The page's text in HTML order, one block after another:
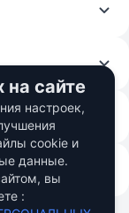
Fincom Teh Ltd.
на сайте
настроек,
cookie и
данные.
вы
: